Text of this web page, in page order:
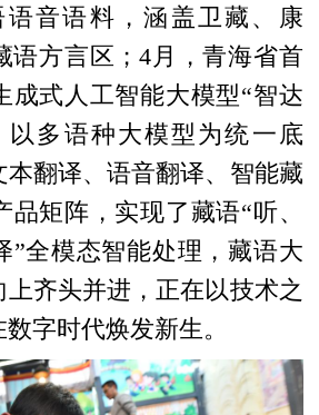
语音语料，涵盖卫藏、康
语方言区；4月，青海省首
成式人工智能大模型“智达
以多语种大模型为统一底
本翻译、语音翻译、智能藏
品矩阵，实现了藏语“听、
”全模态智能处理，藏语大
齐头并进，正在以技术之
字时代焕发新生。